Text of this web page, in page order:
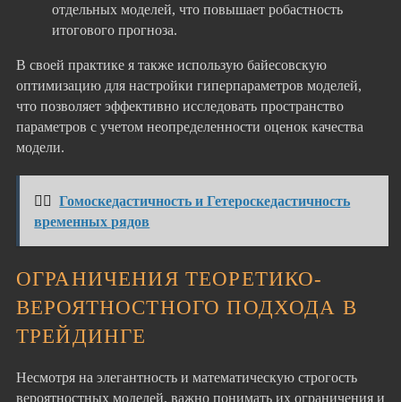
отдельных моделей, что повышает робастность
итогового прогноза.
В своей практике я также использую байесовскую
оптимизацию для настройки гиперпараметров моделей,
что позволяет эффективно исследовать пространство
параметров с учетом неопределенности оценок качества
модели.
👉🏻
Гомоскедастичность и Гетероскедастичность
временных рядов
ОГРАНИЧЕНИЯ ТЕОРЕТИКО-
ВЕРОЯТНОСТНОГО ПОДХОДА В
ТРЕЙДИНГЕ
Несмотря на элегантность и математическую строгость
вероятностных моделей, важно понимать их ограничения и